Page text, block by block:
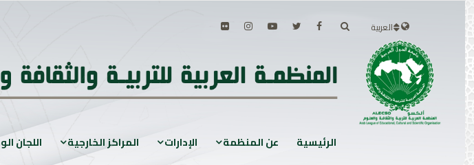
العربية
الرئيسية عن المنظمة الإدارات المراكز الخارجية اللجان